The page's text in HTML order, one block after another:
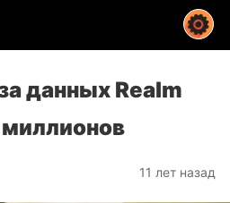
данных Realm
11 лет назад